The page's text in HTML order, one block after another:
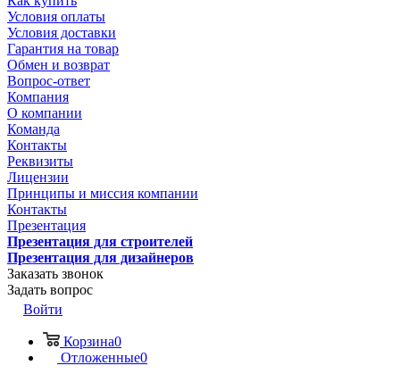
Условия оплаты
Условия доставки
Гарантия на товар
Обмен и возврат
Вопрос-ответ
Компания
О компании
Команда
Контакты
Реквизиты
Лицензии
Принципы и миссия компании
Контакты
Презентация
Презентация для строителей
Презентация для дизайнеров
Заказать звонок
Задать вопрос
Войти
Корзина0
Отложенные0